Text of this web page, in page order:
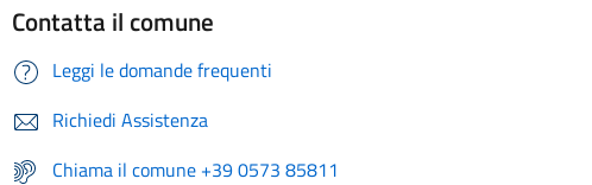
Contatta il comune
Leggi le domande frequenti
Richiedi Assistenza
Chiama il comune +39 0573 85811